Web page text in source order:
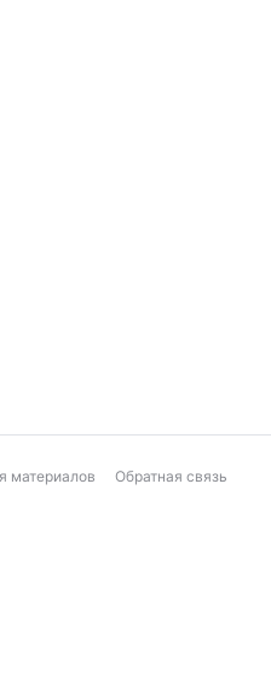
материалов Обратная связь